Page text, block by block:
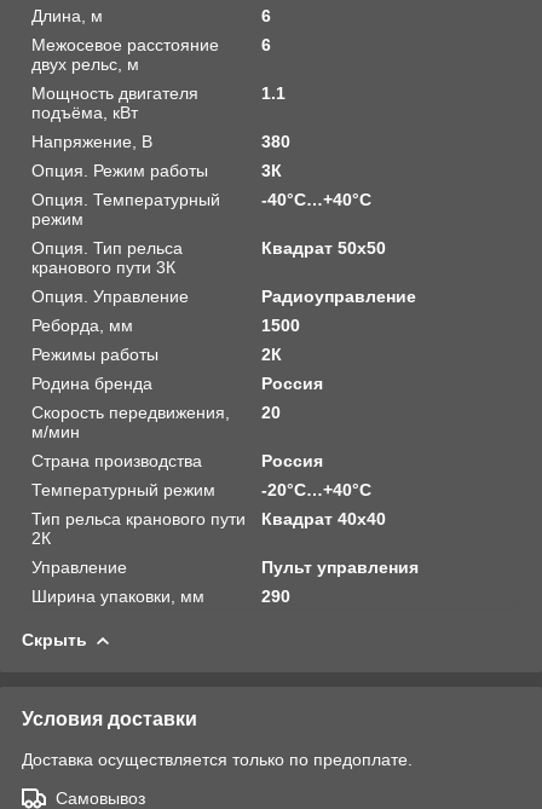
Длина, м
6
Межосевое расстояние
двух рельс, м
6
Мощность двигателя
подъёма, кВт
1.1
Напряжение, В
380
Опция. Режим работы
3К
Опция. Температурный
режим
-40°C…+40°C
Опция. Тип рельса
кранового пути 3К
Квадрат 50х50
Опция. Управление
Радиоуправление
Реборда, мм
1500
Режимы работы
2К
Родина бренда
Россия
Скорость передвижения,
м/мин
20
Страна производства
Россия
Температурный режим
-20°C…+40°C
Тип рельса кранового пути
2К
Квадрат 40х40
Управление
Пульт управления
Ширина упаковки, мм
290
Скрыть
Условия доставки
Доставка осуществляется только по предоплате.
Самовывоз